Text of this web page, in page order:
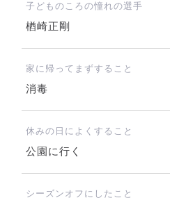
子どものころの憧れの選手
楢崎正剛
家に帰ってまずすること
消毒
休みの日によくすること
公園に行く
シーズンオフにしたこと